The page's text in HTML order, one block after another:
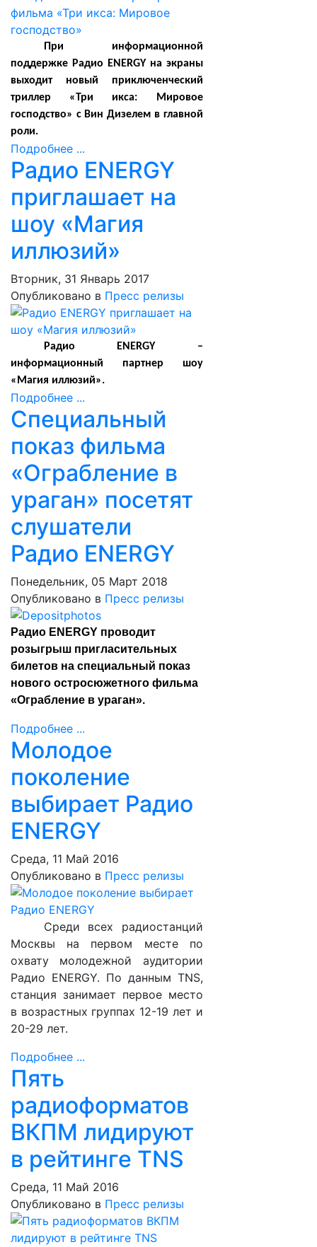
При информационной
поддержке Радио
ENERGY на экраны
выходит новый приключенческий
триллер «Три икса: Мировое
господство» с Вин Дизелем в главной
роли.
Подробнее ...
Радио ENERGY
приглашает на
шоу «Магия
иллюзий»
Вторник, 31 Январь 2017
Опубликовано в Пресс релизы
Радио ENERGY –
информационный партнер шоу
«Магия иллюзий».
Подробнее ...
Специальный
показ фильма
«Ограбление в
ураган» посетят
слушатели
Радио ENERGY
Понедельник, 05 Март 2018
Опубликовано в Пресс релизы
Радио ENERGY проводит
розыгрыш пригласительных
билетов на специальный показ
нового остросюжетного фильма
«Ограбление в ураган».
Подробнее ...
Молодое
поколение
выбирает Радио
ENERGY
Среда, 11 Май 2016
Опубликовано в Пресс релизы
Среди всех радиостанций
Москвы на первом месте по
охвату молодежной аудитории
Радио ENERGY. По данным TNS,
станция занимает первое место
в возрастных группах 12-19 лет и
20-29 лет.
Подробнее ...
Пять
радиоформатов
ВКПМ лидируют
в рейтинге TNS
Среда, 11 Май 2016
Опубликовано в Пресс релизы